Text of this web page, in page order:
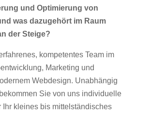
und Optimierung von
was dazugehört im Raum
der Steige?
kompetentes Team im
Marketing und
Webdesign. Unabhängig
Sie von uns individuelle
Ihr kleines bis mittelständisches